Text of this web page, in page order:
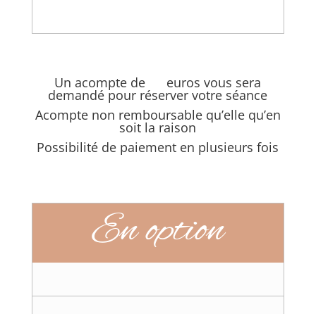
Un acompte de euros vous sera
demandé pour réserver votre séance
Acompte non remboursable qu’elle qu’en
soit la raison
Possibilité de paiement en plusieurs fois
En option